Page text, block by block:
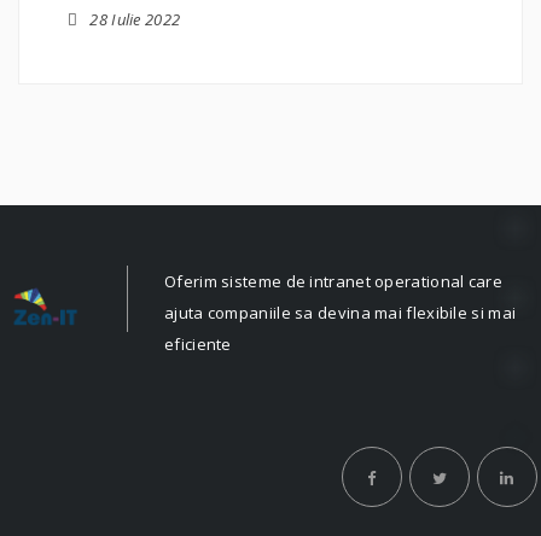
28 Iulie 2022
Oferim sisteme de intranet operational care
ajuta companiile sa devina mai flexibile si mai
eficiente